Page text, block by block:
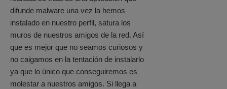
difunde malware una vez la hemos
instalado en nuestro perfil, satura los
muros de nuestros amigos de la red. Así
que es mejor que no seamos curiosos y
no caigamos en la tentación de instalarlo
ya que lo único que conseguiremos es
molestar a nuestros amigos. Si llega a